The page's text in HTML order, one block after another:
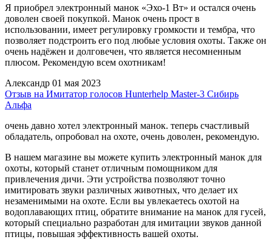
Я приобрел электронный манок «Эхо-1 Вт» и остался очень
доволен своей покупкой. Манок очень прост в
использовании, имеет регулировку громкости и тембра, что
позволяет подстроить его под любые условия охоты. Также он
очень надёжен и долговечен, что является несомненным
плюсом. Рекомендую всем охотникам!
Александр 01 мая 2023
Отзыв на Имитатор голосов Hunterhelp Master-3 Сибирь
Альфа
очень давно хотел электронный манок. теперь счастливый
обладатель, опробовал на охоте, очень доволен, рекомендую.
В нашем магазине вы можете купить электронный манок для
охоты, который станет отличным помощником для
привлечения дичи. Эти устройства позволяют точно
имитировать звуки различных животных, что делает их
незаменимыми на охоте. Если вы увлекаетесь охотой на
водоплавающих птиц, обратите внимание на манок для гусей,
который специально разработан для имитации звуков данной
птицы, повышая эффективность вашей охоты.